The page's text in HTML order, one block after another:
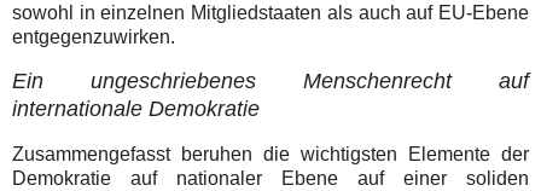
sowohl in einzelnen Mitgliedstaaten als auch auf EU-Ebene
entgegenzuwirken.
Ein ungeschriebenes Menschenrecht auf
internationale Demokratie
Zusammengefasst beruhen die wichtigsten Elemente der
Demokratie auf nationaler Ebene auf einer soliden